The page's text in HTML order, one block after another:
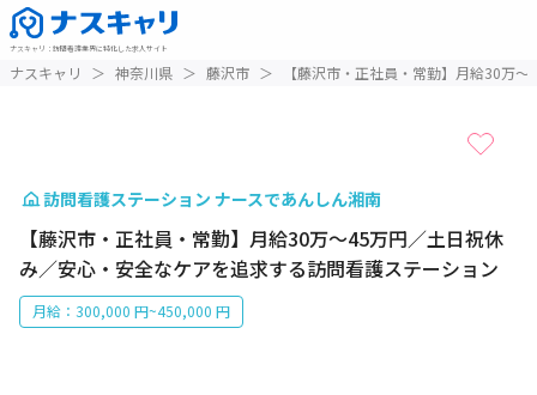
ナスキャリ ： 訪問看護業界に特化した求人サイト
ナスキャリ ＞ 神奈川県 ＞ 藤沢市 ＞ 【藤沢市・正社員・常勤】月給30万
訪問看護ステーション ナースであんしん湘南
【藤沢市・正社員・常勤】月給30万～45万円／土日祝休
み／安心・安全なケアを追求する訪問看護ステーション
月給：300,000 円~450,000 円